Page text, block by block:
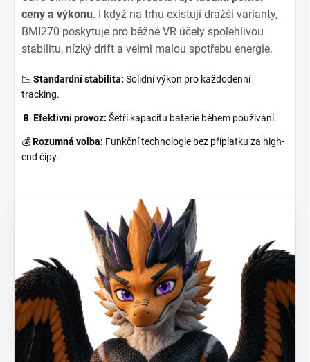
ceny a výkonu. I když na trhu existují dražší varianty,
BMI270 poskytuje pro běžné VR účely spolehlivou
stabilitu, nízký drift a velmi malou spotřebu energie.
📉 Standardní stabilita: Solidní výkon pro každodenní
tracking.
🔋 Efektivní provoz: Šetří kapacitu baterie během používání.
💰Rozumná volba: Funkční technologie bez příplatku za high-
end čipy.